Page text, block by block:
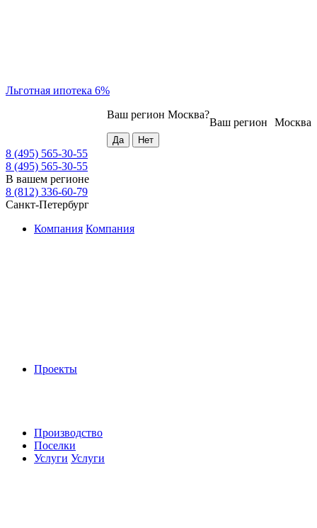
Льготная ипотека 6%
Москва
Ваш регион
Ваш регион Москва?
8 (495) 565-30-55
8 (495) 565-30-55
В вашем регионе
8 (812) 336-60-79
Санкт-Петербург
Компания Компания
Проекты
Производство
Поселки
Услуги Услуги